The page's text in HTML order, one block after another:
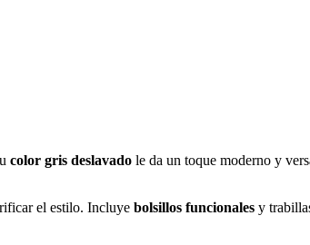
color gris deslavado le da un toque moderno y
el estilo. Incluye bolsillos funcionales y